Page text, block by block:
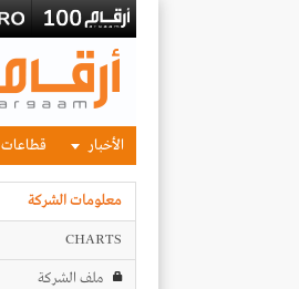
الأخبار قطاعات
معلومات الشركة
CHARTS
ملف الشركة